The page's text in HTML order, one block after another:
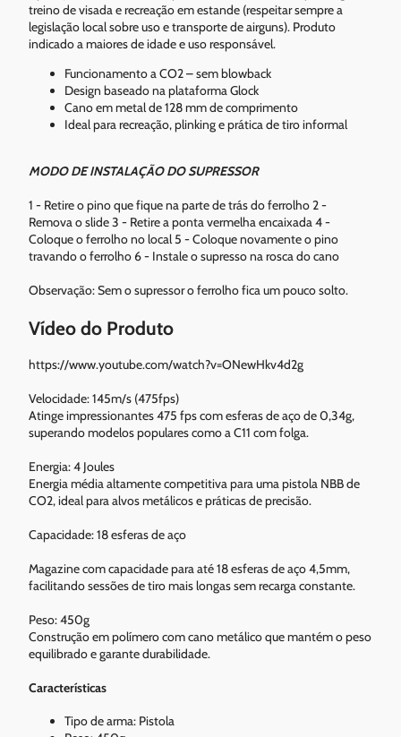
treino de visada e recreação em estande (respeitar sempre a
legislação local sobre uso e transporte de airguns). Produto
indicado a maiores de idade e uso responsável.
Funcionamento a CO2 – sem blowback
Design baseado na plataforma Glock
Cano em metal de 128 mm de comprimento
Ideal para recreação, plinking e prática de tiro informal
MODO DE INSTALAÇÃO DO SUPRESSOR
1 - Retire o pino que fique na parte de trás do ferrolho 2 -
Remova o slide 3 - Retire a ponta vermelha encaixada 4 -
Coloque o ferrolho no local 5 - Coloque novamente o pino
travando o ferrolho 6 - Instale o supresso na rosca do cano
Observação: Sem o supressor o ferrolho fica um pouco solto.
Vídeo do Produto
https://www.youtube.com/watch?v=ONewHkv4d2g
Velocidade: 145m/s (475fps)
Atinge impressionantes 475 fps com esferas de aço de 0,34g,
superando modelos populares como a C11 com folga.
Energia: 4 Joules
Energia média altamente competitiva para uma pistola NBB de
CO2, ideal para alvos metálicos e práticas de precisão.
Capacidade: 18 esferas de aço
Magazine com capacidade para até 18 esferas de aço 4,5mm,
facilitando sessões de tiro mais longas sem recarga constante.
Peso: 450g
Construção em polímero com cano metálico que mantém o peso
equilibrado e garante durabilidade.
Características
Tipo de arma: Pistola